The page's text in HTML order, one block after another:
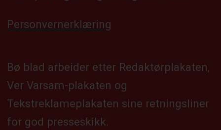
Personvernerklæring
Bø blad arbeider etter Redaktørplakaten,
Ver Varsam-plakaten og
Tekstreklameplakaten sine retningsliner
for god presseskikk.